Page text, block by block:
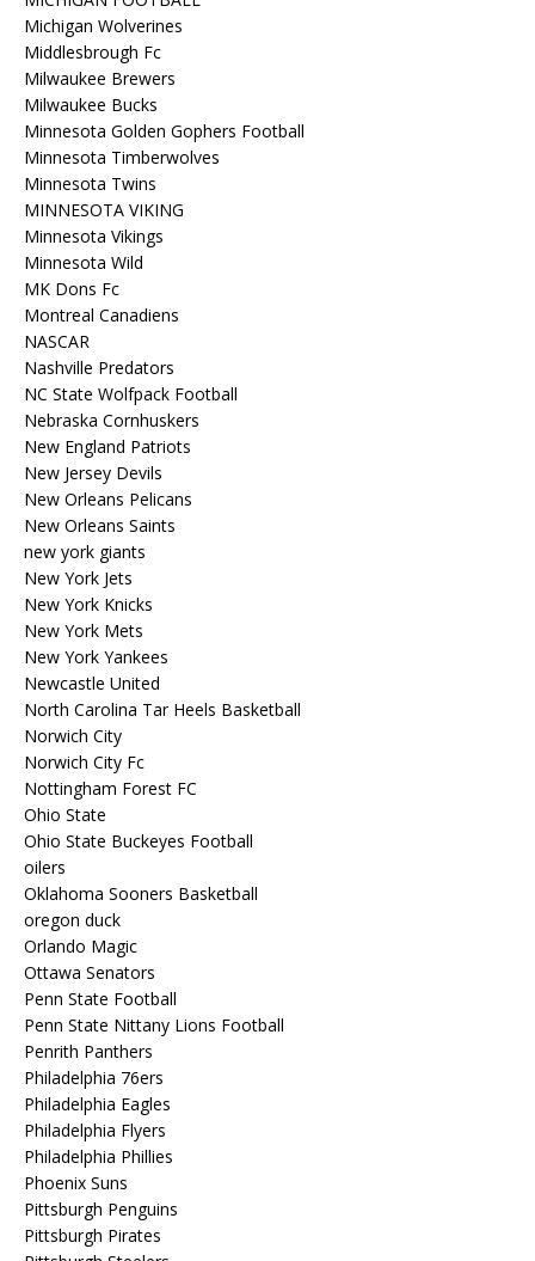
Michigan Wolverines
Middlesbrough Fc
Milwaukee Brewers
Milwaukee Bucks
Minnesota Golden Gophers Football
Minnesota Timberwolves
Minnesota Twins
MINNESOTA VIKING
Minnesota Vikings
Minnesota Wild
MK Dons Fc
Montreal Canadiens
NASCAR
Nashville Predators
NC State Wolfpack Football
Nebraska Cornhuskers
New England Patriots
New Jersey Devils
New Orleans Pelicans
New Orleans Saints
new york giants
New York Jets
New York Knicks
New York Mets
New York Yankees
Newcastle United
North Carolina Tar Heels Basketball
Norwich City
Norwich City Fc
Nottingham Forest FC
Ohio State
Ohio State Buckeyes Football
oilers
Oklahoma Sooners Basketball
oregon duck
Orlando Magic
Ottawa Senators
Penn State Football
Penn State Nittany Lions Football
Penrith Panthers
Philadelphia 76ers
Philadelphia Eagles
Philadelphia Flyers
Philadelphia Phillies
Phoenix Suns
Pittsburgh Penguins
Pittsburgh Pirates